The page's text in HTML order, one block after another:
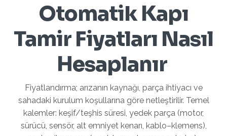
Otomatik Kapı
Tamir Fiyatları Nasıl
Hesaplanır
Fiyatlandırma; arızanın kaynağı, parça ihtiyacı ve
sahadaki kurulum koşullarına göre netleştirilir. Temel
kalemler: keşif/teşhis süresi, yedek parça (motor,
sürücü, sensör, alt emniyet kenarı, kablo–klemens),